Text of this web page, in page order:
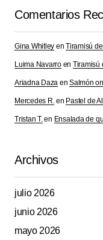
Comentarios
Gina Whitley enTiramisú
Luima Navarroen Tiramisú
Ariadna Daza enSalmón
Mercedes R.en Pastel de
Tristan T.en Ensalada de
Archivos
julio 2026
junio 2026
mayo 2026